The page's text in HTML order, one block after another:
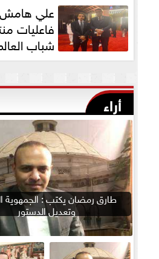
يشاركان في قداس عيد...
علي هامش
فاعليات
شباب
النائب
أراء
طارق رمضان يكتب : الجمهوية
وتعديل الدستور